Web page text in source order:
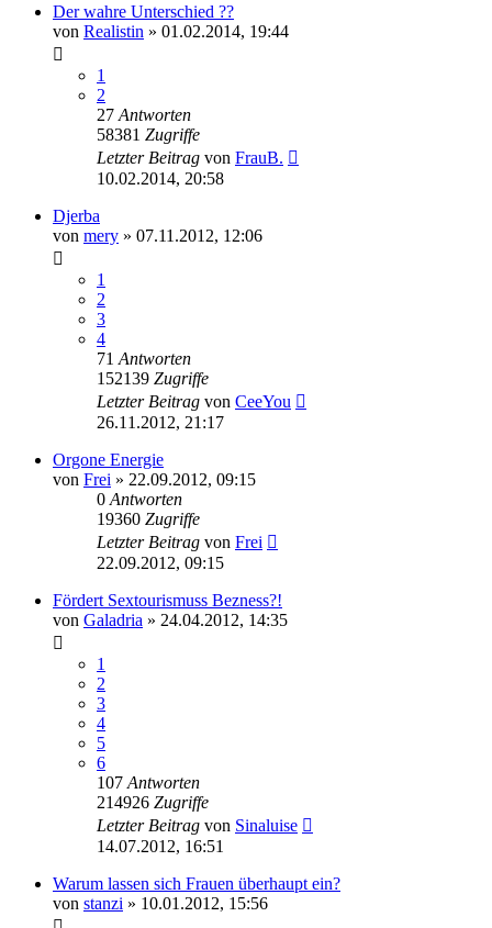
Der wahre Unterschied ??
von Realistin » 01.02.2014, 19:44
1
2
27 Antworten
58381 Zugriffe
Letzter Beitrag von FrauB.
10.02.2014, 20:58
Djerba
von mery » 07.11.2012, 12:06
1
2
3
4
71 Antworten
152139 Zugriffe
Letzter Beitrag von CeeYou
26.11.2012, 21:17
Orgone Energie
von Frei » 22.09.2012, 09:15
0 Antworten
19360 Zugriffe
Letzter Beitrag von Frei
22.09.2012, 09:15
Fördert Sextourismuss Bezness?!
von Galadria » 24.04.2012, 14:35
1
2
3
4
5
6
107 Antworten
214926 Zugriffe
Letzter Beitrag von Sinaluise
14.07.2012, 16:51
Warum lassen sich Frauen überhaupt ein?
von stanzi » 10.01.2012, 15:56